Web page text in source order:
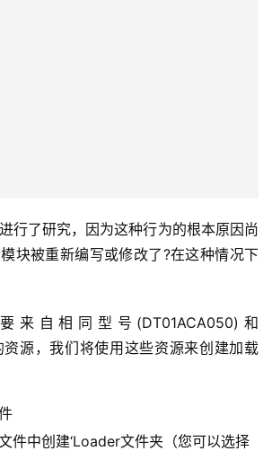
行了研究，因为这种行为的根本原因尚
块被重新编写或修改了?在这种情况下
来自相同型号(DT01ACA050)和
资源，我们将使用这些资源来创建加载
件中创建‘Loader文件夹（您可以选择